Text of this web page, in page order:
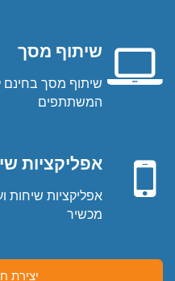
שיתוף מסך
שיתוף מסך
המשתתפים
אפליקציות
אפליקציות שיחות
מכשיר
יצירת